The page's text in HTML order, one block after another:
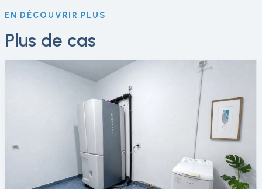
EN DÉCOUVRIR PLUS
Plus de cas